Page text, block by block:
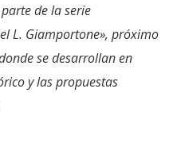
de la serie
L. Giamportone», próximo
se desarrollan en
y las propuestas